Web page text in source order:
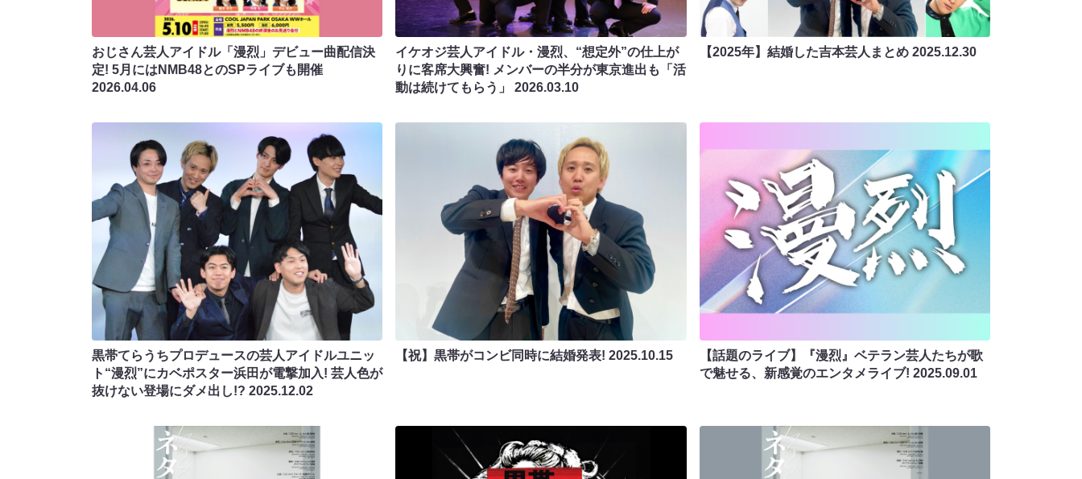
おじさん芸人アイドル「漫烈」デビュー曲配信決
定! 5月にはNMB48とのSPライブも開催
2026.04.06
イケオジ芸人アイドル・漫烈、“想定外”の仕上が
りに客席大興奮! メンバーの半分が東京進出も「活
動は続けてもらう」2026.03.10
【2025年】結婚した吉本芸人まとめ 2025.12.30
黒帯てらうちプロデュースの芸人アイドルユニッ
ト“漫烈”にカベポスター浜田が電撃加入! 芸人色が
抜けない登場にダメ出し!? 2025.12.02
【祝】黒帯がコンビ同時に結婚発表!2025.10.15
【話題のライブ】『漫烈』ベテラン芸人たちが歌
で魅せる、新感覚のエンタメライブ! 2025.09.01